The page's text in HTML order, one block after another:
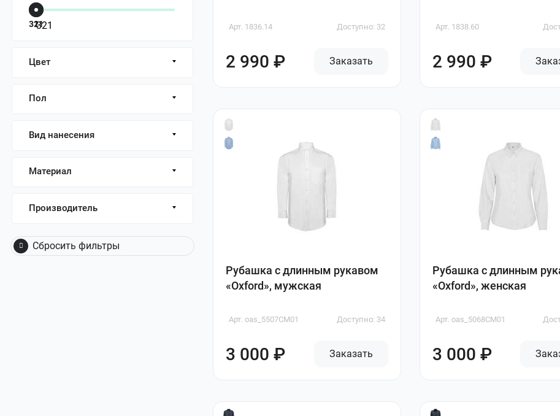
1
321
Цвет
Пол
Вид нанесения
Материал
Производитель
Сбросить фильтры
Арт. 1836.14 Доступно: 32
2 990 ₽ Заказать
Арт. 1838.60
2 990 ₽
Рубашка с длинным рукавом
«Oxford», мужская
Арт. oas_5507CM01 Доступно: 34
3 000 ₽ Заказать
Рубашка с длинным
«Oxford», женская
Арт. oas_5068CM01
3 000 ₽